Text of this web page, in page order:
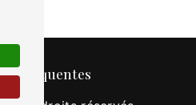
fréquentes